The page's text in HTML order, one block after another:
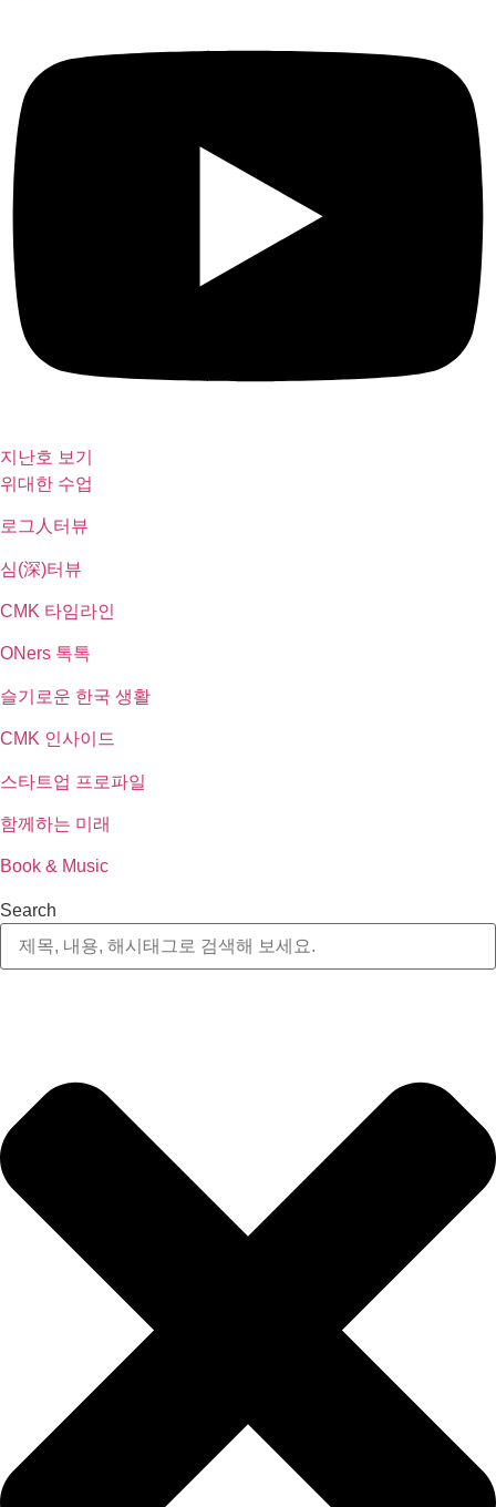
지난호 보기
위대한 수업
로그人터뷰
심(深)터뷰
CMK 타임라인
ONers 톡톡
슬기로운 한국 생활
CMK 인사이드
스타트업 프로파일
함께하는 미래
Book & Music
Search